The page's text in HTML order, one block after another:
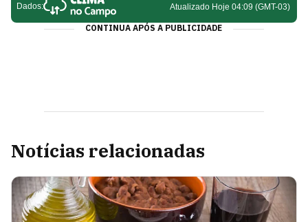
CONTINUA APÓS A PUBLICIDADE
Notícias relacionadas